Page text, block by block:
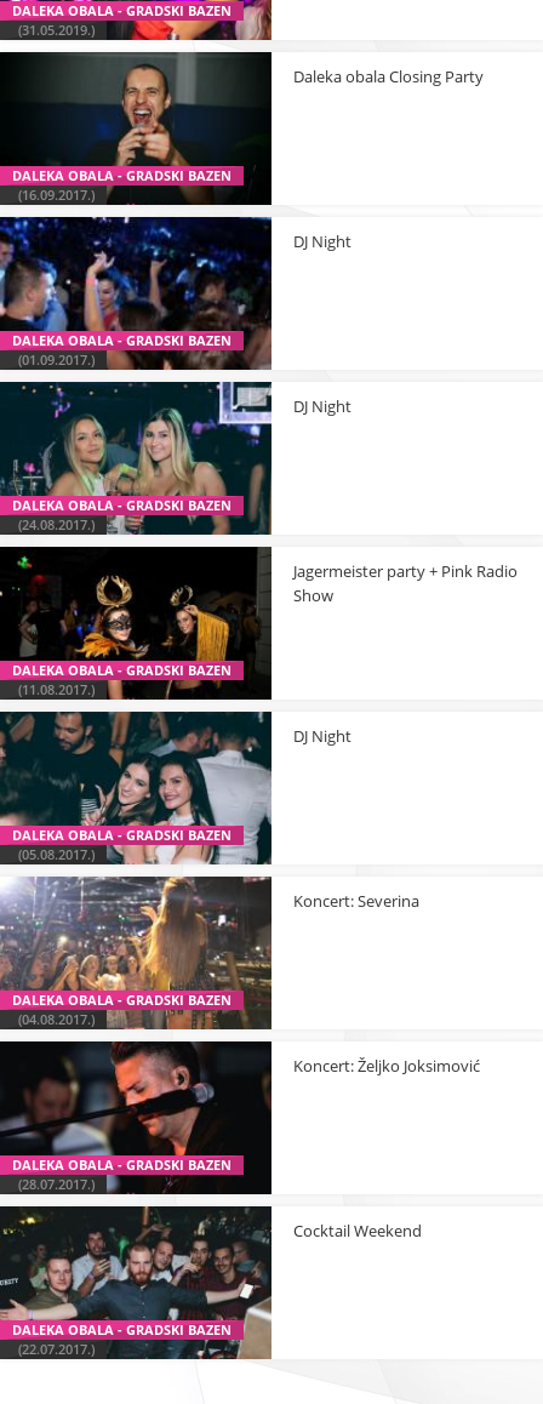
DALEKA OBALA - GRADSKI BAZEN
(31.05.2019.)
DALEKA OBALA - GRADSKI BAZEN
(16.09.2017.)
Daleka obala Closing Party
DALEKA OBALA - GRADSKI BAZEN
(01.09.2017.)
DJ Night
DALEKA OBALA - GRADSKI BAZEN
(24.08.2017.)
DJ Night
DALEKA OBALA - GRADSKI BAZEN
(11.08.2017.)
Jagermeister party + Pink Radio
Show
DALEKA OBALA - GRADSKI BAZEN
(05.08.2017.)
DJ Night
DALEKA OBALA - GRADSKI BAZEN
(04.08.2017.)
Koncert: Severina
DALEKA OBALA - GRADSKI BAZEN
(28.07.2017.)
Koncert: Željko Joksimović
DALEKA OBALA - GRADSKI BAZEN
(22.07.2017.)
Cocktail Weekend